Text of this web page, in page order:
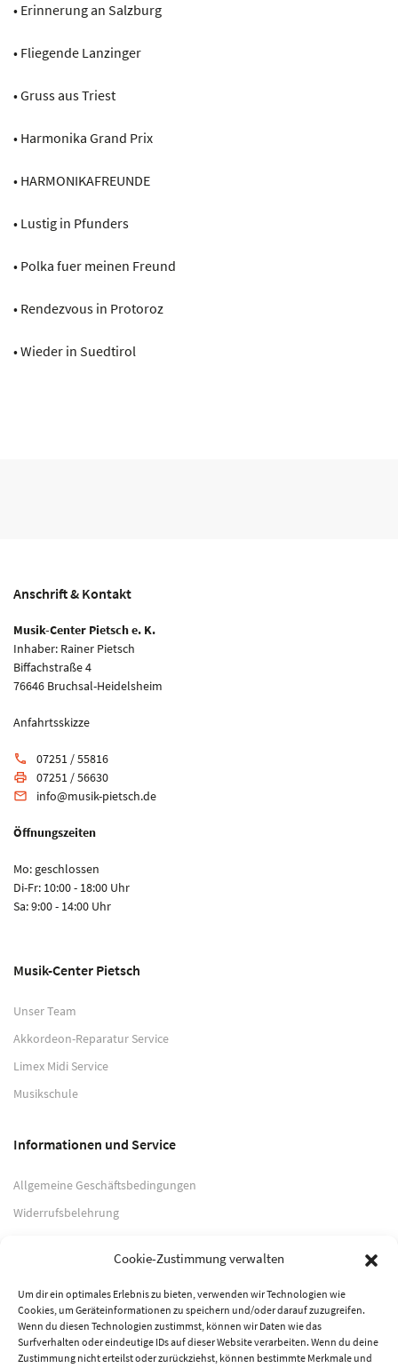
Cookie-Zustimmung verwalten
Um dir ein optimales Erlebnis zu bieten, verwenden wir Technologien wie
Cookies, um Geräteinformationen zu speichern und/oder darauf zuzugreifen.
Wenn du diesen Technologien zustimmst, können wir Daten wie das
Surfverhalten oder eindeutige IDs auf dieser Website verarbeiten. Wenn du deine
Zustimmung nicht erteilst oder zurückziehst, können bestimmte Merkmale und
• Erinnerung an Salzburg
• Fliegende Lanzinger
• Gruss aus Triest
• Harmonika Grand Prix
• HARMONIKAFREUNDE
• Lustig in Pfunders
• Polka fuer meinen Freund
• Rendezvous in Protoroz
• Wieder in Suedtirol
Anschrift & Kontakt
Musik-Center Pietsch e. K.
Inhaber: Rainer Pietsch
Biffachstraße 4
76646 Bruchsal-Heidelsheim
Anfahrtsskizze
phone 07251 / 55816
print 07251 / 56630
email info@musik-pietsch.de
Öffnungszeiten
Mo: geschlossen
Di-Fr: 10:00 - 18:00 Uhr
Sa: 9:00 - 14:00 Uhr
Musik-Center Pietsch
Unser Team
Akkordeon-Reparatur Service
Limex Midi Service
Musikschule
Informationen und Service
Allgemeine Geschäftsbedingungen
Widerrufsbelehrung
Datenschutzerklärung
Zahlungsarten
PayPal